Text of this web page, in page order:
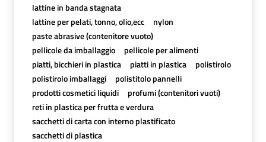
lattine in banda stagnata
lattine per pelati, tonno, olio,ecc
nylon
paste abrasive (contenitore vuoto)
pellicole da imballaggio
pellicole per alimenti
piatti, bicchieri in plastica
piatti in plastica
polistirolo
polistirolo imballaggi
polistitolo pannelli
prodotti cosmetici liquidi
profumi (contenitori vuoti)
reti in plastica per frutta e verdura
sacchetti di carta con interno plastificato
sacchetti di plastica